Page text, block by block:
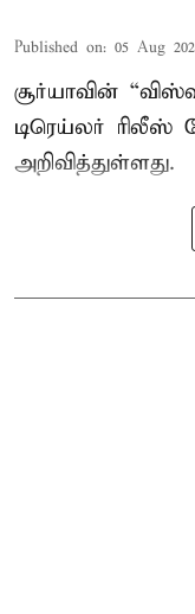
Published on: 05 Aug
சூர்யாவின்
டிரெய்லர் ரிலீஸ்
அறிவித்துள்ளது.